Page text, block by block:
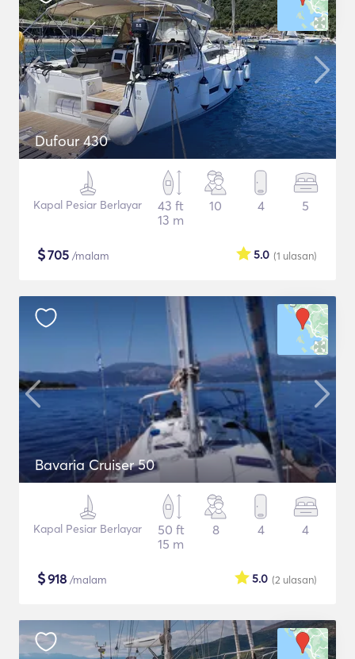
Dufour 430
Kapal Pesiar Berlayar
43 ft
13 m
10 4 5
$705 /malam (1 ulasan)
5.0
Bavaria Cruiser 50
Kapal Pesiar Berlayar
50 ft
15 m
8 4 4
$918 /malam (2 ulasan)
5.0